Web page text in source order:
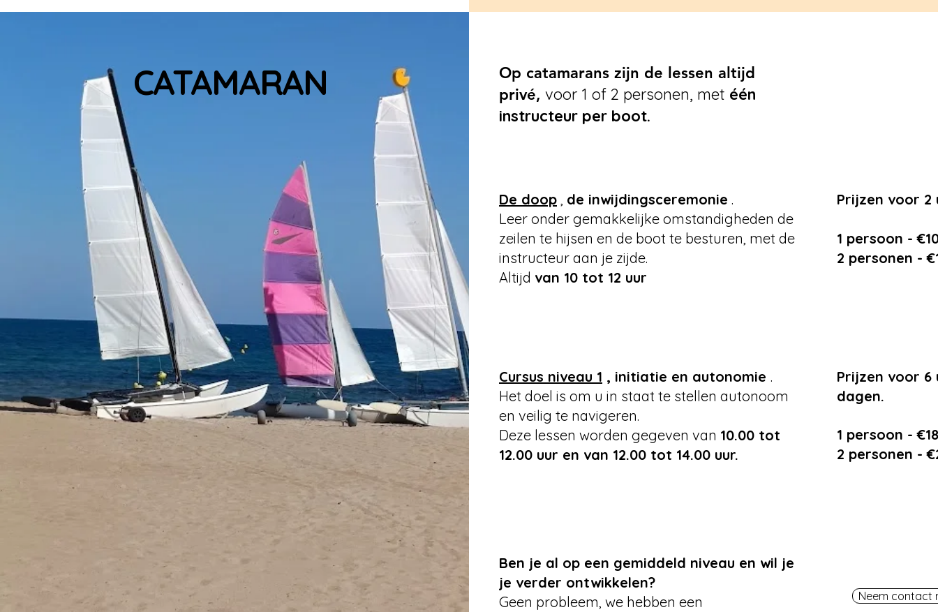
CATAMARAN
Op catamarans zijn de lessen altijd
privé, voor 1 of 2 personen, met één
instructeur per boot.
De doop , de inwijdingsceremonie .
Leer onder gemakkelijke omstandigheden de
zeilen te hijsen en de boot te besturen, met de
instructeur aan je zijde.
Altijd van 10 tot 12 uur
Prijzen voor 2
1 persoon -
2 personen -
Cursus niveau 1 , initiatie en autonomie .
Het doel is om u in staat te stellen autonoom
en veilig te navigeren.
Deze lessen worden gegeven van 10.00 tot
12.00 uur en van 12.00 tot 14.00 uur.
Prijzen voor 6
dagen.
1 persoon -
2 personen -
Ben je al op een gemiddeld niveau en wil je
je verder ontwikkelen?
Geen probleem, we hebben een
Neem contact